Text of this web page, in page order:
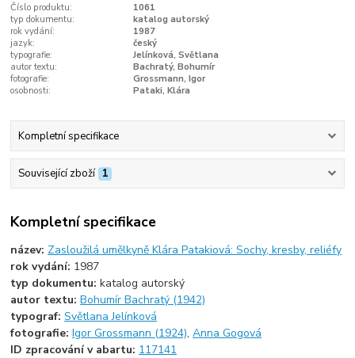
Číslo produktu:
1061
typ dokumentu:
katalog autorský
rok vydání:
1987
jazyk:
český
typografie:
Jelínková, Světlana
autor textu:
Bachratý, Bohumír
fotografie:
Grossmann, Igor
osobnosti:
Pataki, Klára
Kompletní specifikace
Související zboží 1
Kompletní specifikace
název: Zasloužilá umělkyně Klára Patakiová: Sochy, kresby, reliéfy
rok vydání: 1987
typ dokumentu:katalog autorský
autor textu:Bohumír Bachratý (1942)
typograf:Světlana Jelínková
fotografie:Igor Grossmann (1924),Anna Gogová
ID zpracování v abartu: 117141